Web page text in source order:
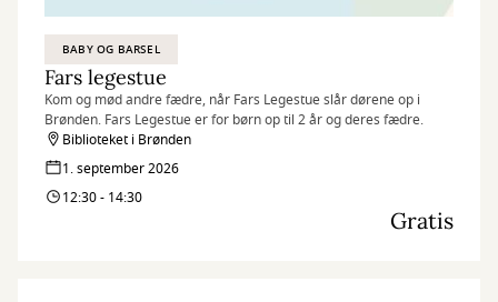
BABY OG BARSEL
Fars legestue
Kom og mød andre fædre, når Fars Legestue slår dørene op i
Brønden. Fars Legestue er for børn op til 2 år og deres fædre.
Biblioteket i Brønden
1. september 2026
12:30 - 14:30
Gratis